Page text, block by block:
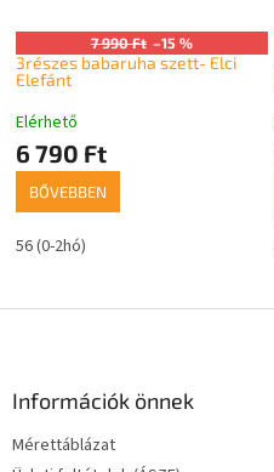
7 990 Ft –15 %
3részes babaruha szett- Elci
Elefánt
Elérhető
6 790 Ft
BŐVEBBEN
56 (0-2hó)
Információk önnek
Mérettáblázat